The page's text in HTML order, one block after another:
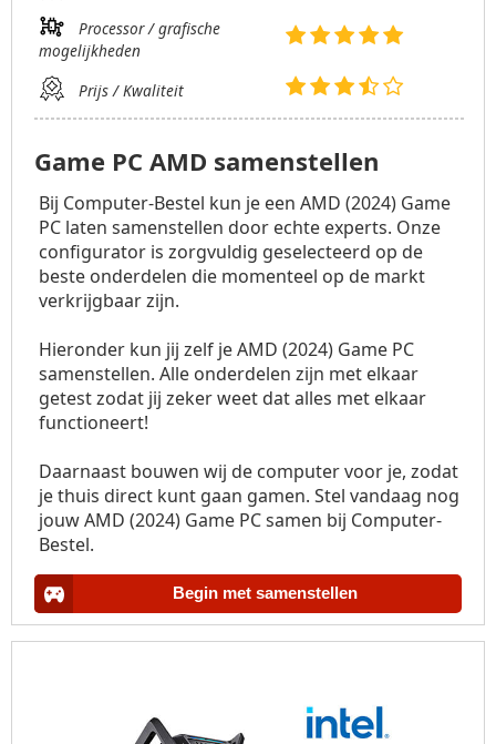
Processor / grafische
mogelijkheden
Prijs / Kwaliteit
Game PC AMD samenstellen
Bij Computer-Bestel kun je een AMD (2024) Game
PC laten samenstellen door echte experts. Onze
configurator is zorgvuldig geselecteerd op de
beste onderdelen die momenteel op de markt
verkrijgbaar zijn.
Hieronder kun jij zelf je AMD (2024) Game PC
samenstellen. Alle onderdelen zijn met elkaar
getest zodat jij zeker weet dat alles met elkaar
functioneert!
Daarnaast bouwen wij de computer voor je, zodat
je thuis direct kunt gaan gamen. Stel vandaag nog
jouw AMD (2024) Game PC samen bij Computer-
Bestel.
Begin met samenstellen